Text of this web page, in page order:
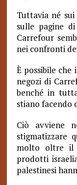
Tuttavia né
sulle pagine
Carrefour
nei confronti
È possibile
negozi di
benché in
stiano facendo
Ciò avviene
stigmatizzare
molto oltre il
prodotti
palestinesi